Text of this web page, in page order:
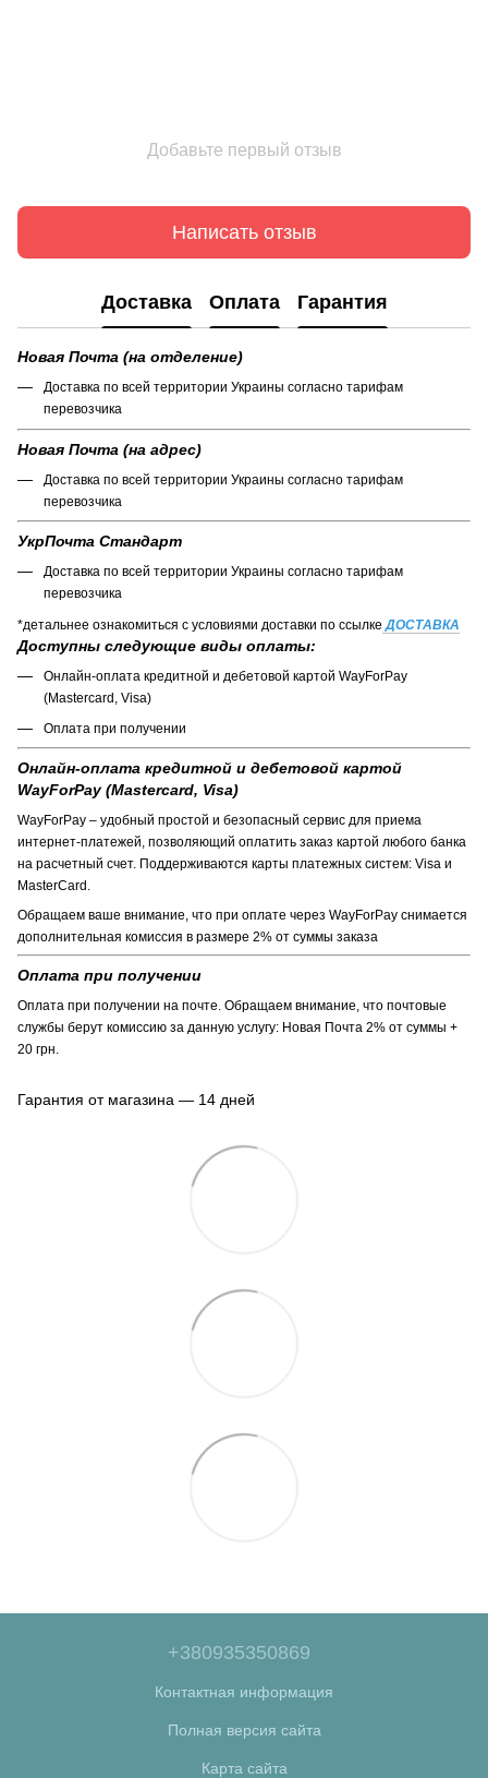
Добавьте первый отзыв
Написать отзыв
Доставка Оплата Гарантия
Новая Почта (на отделение)
Доставка по всей территории Украины согласно тарифам
перевозчика
Новая Почта (на адрес)
Доставка по всей территории Украины согласно тарифам
перевозчика
УкрПочта Стандарт
Доставка по всей территории Украины согласно тарифам
перевозчика
*детальнее ознакомиться с условиями доставки по ссылке ДОСТАВКА
Доступны следующие виды оплаты:
Онлайн-оплата кредитной и дебетовой картой WayForPay
(Mastercard, Visa)
Оплата при получении
Онлайн-оплата кредитной и дебетовой картой
WayForPay (Mastercard, Visa)
WayForPay – удобный простой и безопасный сервис для приема
интернет-платежей, позволяющий оплатить заказ картой любого банка
на расчетный счет. Поддерживаются карты платежных систем: Visa и
MasterCard.
Обращаем ваше внимание, что при оплате через WayForPay снимается
дополнительная комиссия в размере 2% от суммы заказа
Оплата при получении
Оплата при получении на почте. Обращаем внимание, что почтовые
службы берут комиссию за данную услугу: Новая Почта 2% от суммы +
20 грн.
Гарантия от магазина — 14 дней
+380935350869
Контактная информация
Полная версия сайта
Карта сайта